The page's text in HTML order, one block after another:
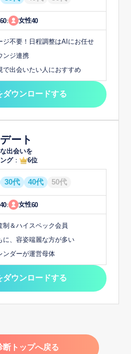
60: 女性40
ジ不要！日程調整はAIにお任せ
ンジ連携
で出会いたい人におすすめ
ダウンロードする
ート
出会いを
グ： 6位
30代 40代 50代
40: 女性60
制＆ハイスペック会員
に、容姿端麗な方が多い
ンダーが運営母体
ダウンロードする
断トップへ戻る